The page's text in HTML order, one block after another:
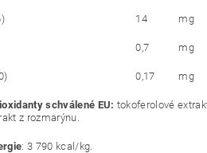
14 mg
0,7 mg
0,17 mg
schválené EU: tokoferolové
z rozmarýnu.
: 3 790 kcal/kg.